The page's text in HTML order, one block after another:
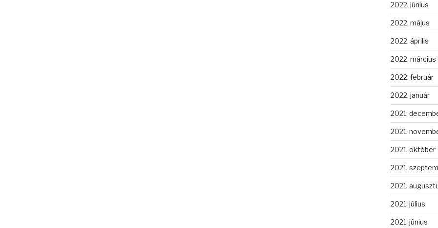
2022. június
2022. május
2022. április
2022. március
2022. február
2022. január
2021.
2021.
2021. október
2021.
2021.
2021. július
2021. június